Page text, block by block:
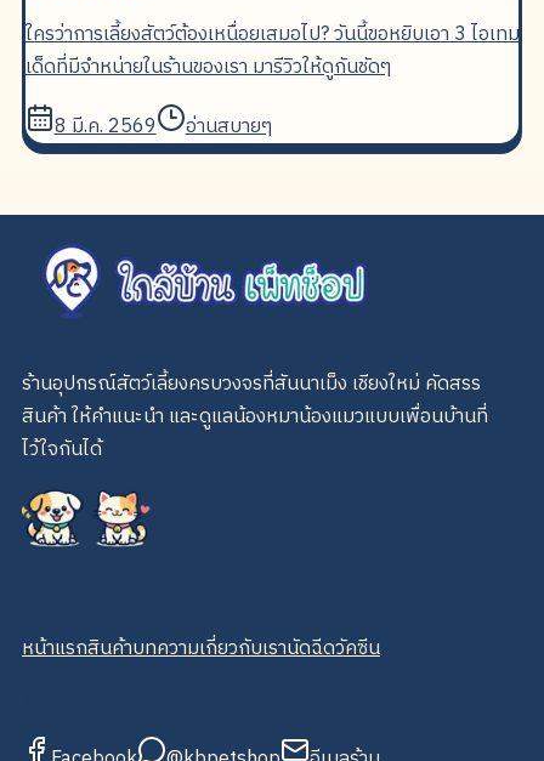
ใครว่าการเลี้ยงสัตว์ต้องเหนื่อยเสมอไป? วันนี้ขอหยิบเอา 3 ไอเทม
เด็ดที่มีจำหน่ายในร้านของเรา มารีวิวให้ดูกันชัดๆ
8 มี.ค. 2569
อ่านสบายๆ
ร้านอุปกรณ์สัตว์เลี้ยงครบวงจรที่สันนาเม็ง เชียงใหม่ คัดสรร
สินค้า ให้คำแนะนำ และดูแลน้องหมาน้องแมวแบบเพื่อนบ้านที่
ไว้ใจกันได้
หน้าแรกสินค้าบทความเกี่ยวกับเรานัดฉีดวัคซีน